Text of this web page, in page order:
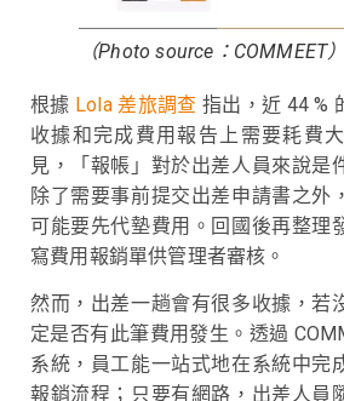
（Photo source：COMMEET）
根據 Lola 差旅調查 指出，近 44 %
收據和完成費用報告上需要耗費
見，「報帳」對於出差人員來說是
除了需要事前提交出差申請書之外
可能要先代墊費用。回國後再整理
寫費用報銷單供管理者審核。
然而，出差一趟會有很多收據，若
定是否有此筆費用發生。透過
系統，員工能一站式地在系統中完
報銷流程；只要有網路，出差人員